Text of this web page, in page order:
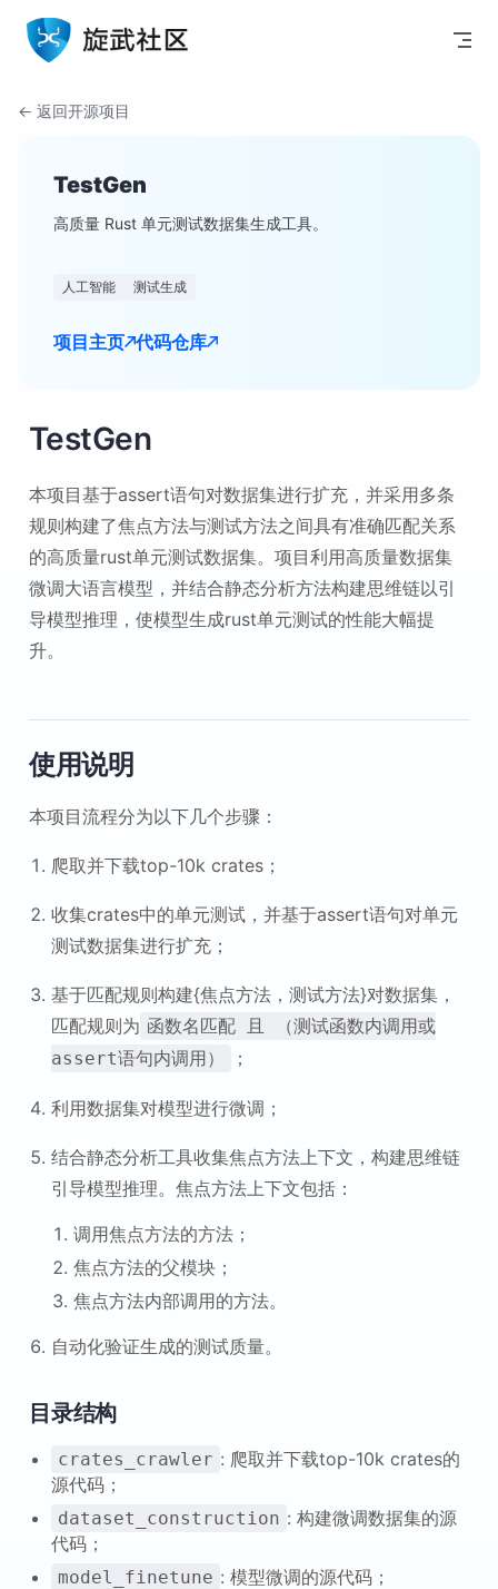
Skip to content
← 返回开源项目
TestGen
高质量 Rust 单元测试数据集生成工具。
人工智能 测试生成
项目主页 代码仓库
TestGen
本项目基于assert语句对数据集进行扩充，并采用多条
规则构建了焦点方法与测试方法之间具有准确匹配关系
的高质量rust单元测试数据集。项目利用高质量数据集
微调大语言模型，并结合静态分析方法构建思维链以引
导模型推理，使模型生成rust单元测试的性能大幅提
升。
使用说明
本项目流程分为以下几个步骤：
爬取并下载top-10k crates；
收集crates中的单元测试，并基于assert语句对单元
测试数据集进行扩充；
基于匹配规则构建{焦点方法，测试方法}对数据集，
匹配规则为 函数名匹配 且 （测试函数内调用或
assert语句内调用）
；
利用数据集对模型进行微调；
结合静态分析工具收集焦点方法上下文，构建思维链
引导模型推理。焦点方法上下文包括：
调用焦点方法的方法；
焦点方法的父模块；
焦点方法内部调用的方法。
自动化验证生成的测试质量。
目录结构
crates_crawler : 爬取并下载top-10k crates的
源代码；
dataset_construction : 构建微调数据集的源
代码；
model_finetune : 模型微调的源代码；